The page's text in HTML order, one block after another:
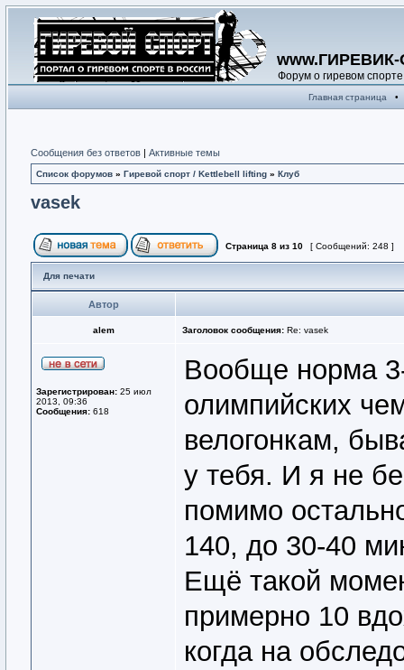
Форум о гиревом спорте
Главная страница •
Сообщения без ответов | Активные темы
Список форумов » Гиревой спорт / Kettlebell lifting » Клуб
vasek
Страница 8 из 10 [ Сообщений: 248 ]
Для печати
Автор
alem Заголовок сообщения: Re: vasek
Зарегистрирован: 25 июл
2013, 09:36
Сообщения: 618
Вообще норма
олимпийских
велогонкам,
у тебя. И я не
помимо
140, до 30-40
Ещё такой
примерно 10
когда на